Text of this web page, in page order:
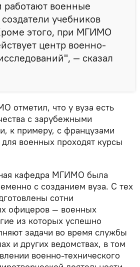
работают военные
учебников
этого, при МГИМО
центр военно-
— сказал
отметил, что у вуза есть
с зарубежными
к примеру, с французами
военных проходят курсы
кафедра МГИМО была
с созданием вуза. С тех
сотни
офицеров — военных
из которых успешно
задачи во время службы
и других ведомствах, в том
военно-технического